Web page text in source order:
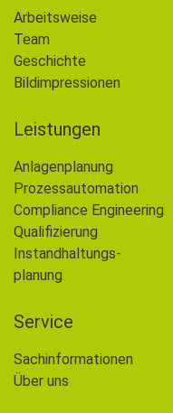
Arbeitsweise
Team
Geschichte
Bildimpressionen
Leistungen
Anlagenplanung
Prozessautomation
Compliance Engineering
Qualifizierung
Instandhaltungs-
planung
Service
Sachinformationen
Über uns